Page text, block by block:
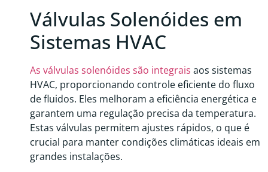
Válvulas Solenóides em
Sistemas HVAC
As válvulas solenóides são integrais aos sistemas
HVAC, proporcionando controle eficiente do fluxo
de fluidos. Eles melhoram a eficiência energética e
garantem uma regulação precisa da temperatura.
Estas válvulas permitem ajustes rápidos, o que é
crucial para manter condições climáticas ideais em
grandes instalações.